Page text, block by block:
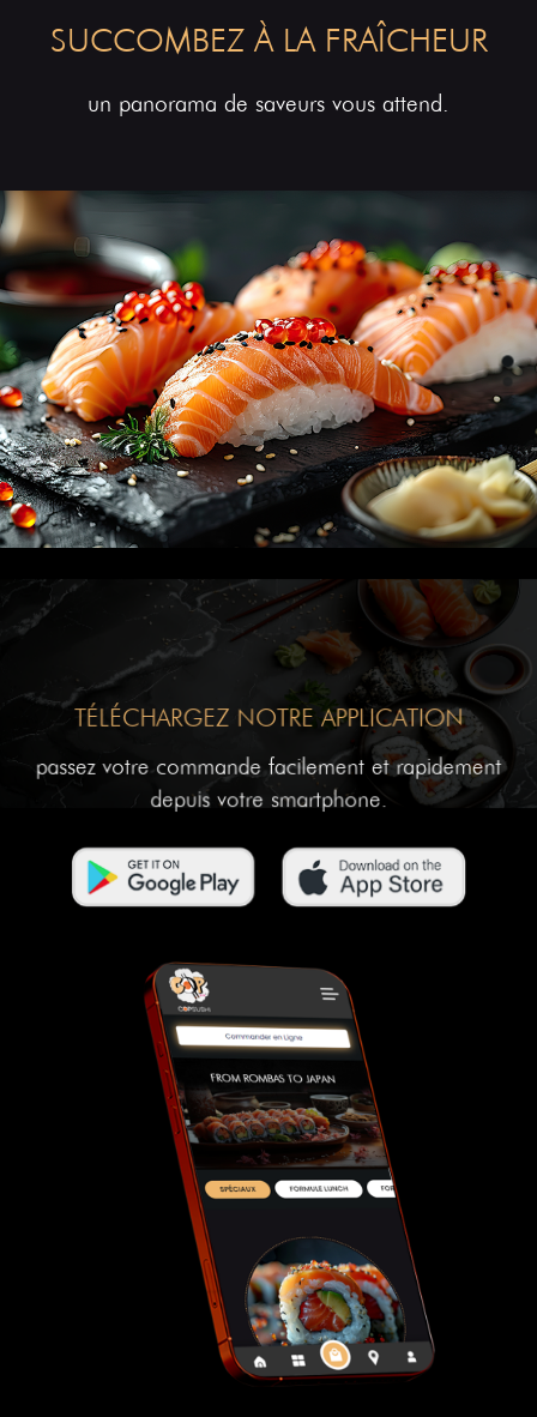
SUCCOMBEZ À LA FRAÎCHEUR
un panorama de saveurs vous attend.
TÉLÉCHARGEZ NOTRE APPLICATION
passez votre commande facilement et rapidement
depuis votre smartphone.